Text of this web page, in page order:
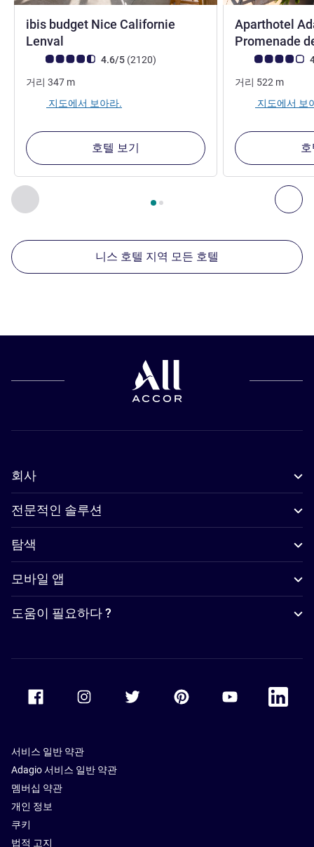
이전 - 주변에 있는 다른 시설 다
2/ 페이지 , 주변에 있는 다른 시설 1 :, 주변에 있는 다른 시
ibis budget Nice Californie
Lenval
고객 평점 (ALL 평가)
4.6/5 (2120리뷰
)
거리 347 m
지도에서 보아라.
호텔 보기
Aparthotel
Promenade
고객 평점 (ALL 평
거리 522 m
지도에서 보
니스 호텔 지역 모든 호텔
회사
전문적인 솔루션
탐색
모바일 앱
도움이 필요하다 ?
Accor Youtube
Accor
서비스 일반 약관
Adagio 서비스 일반 약관
멤버십 약관
개인 정보
쿠키
법적 고지